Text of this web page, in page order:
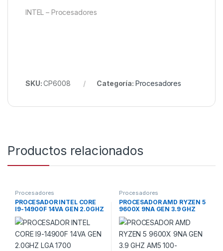
INTEL – Procesadores
SKU:CP6008 Categoría: Procesadores
Productos relacionados
Procesadores
PROCESADOR INTEL CORE
I9-14900F 14VA GEN 2.0GHZ
LGA 1700 BX8071514900F
Procesadores
PROCESADOR AMD RYZEN 5
9600X 9NA GEN 3.9 GHZ
AM5 100-100001405WOF